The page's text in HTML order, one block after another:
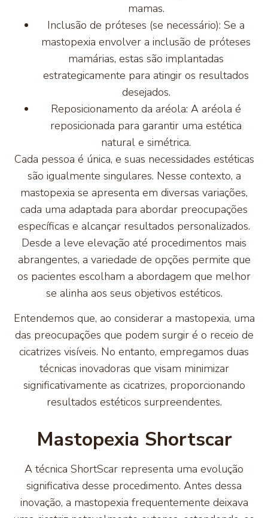
mamas.
Inclusão de próteses (se necessário): Se a
mastopexia envolver a inclusão de próteses
mamárias, estas são implantadas
estrategicamente para atingir os resultados
desejados.
Reposicionamento da aréola: A aréola é
reposicionada para garantir uma estética
natural e simétrica.
Cada pessoa é única, e suas necessidades estéticas
são igualmente singulares. Nesse contexto, a
mastopexia se apresenta em diversas variações,
cada uma adaptada para abordar preocupações
específicas e alcançar resultados personalizados.
Desde a leve elevação até procedimentos mais
abrangentes, a variedade de opções permite que
os pacientes escolham a abordagem que melhor
se alinha aos seus objetivos estéticos.
Entendemos que, ao considerar a mastopexia, uma
das preocupações que podem surgir é o receio de
cicatrizes visíveis. No entanto, empregamos duas
técnicas inovadoras que visam minimizar
significativamente as cicatrizes, proporcionando
resultados estéticos surpreendentes.
Mastopexia Shortscar
A técnica ShortScar representa uma evolução
significativa desse procedimento. Antes dessa
inovação, a mastopexia frequentemente deixava